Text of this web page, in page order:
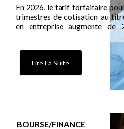
En 2026, le tarif forfaitaire
trimestres de cotisation au
en entreprise augmente de
dispositif méconnu,
conditions, qui combine
levier fiscal. Mode d'emploi.
Lire La Suite
BOURSE/FINANCE